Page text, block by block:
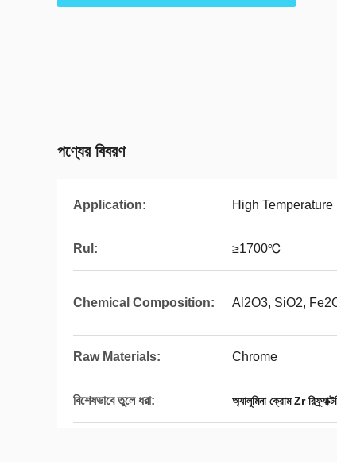
পণ্যের বিবরণ
Application: High
Rul: ≥1700℃
Chemical Composition: Al2O3, SiO2,
Raw Materials: Chrome
বিশেষভাবে তুলে ধরা: অ্যালুমিনা ক্রোম Zr